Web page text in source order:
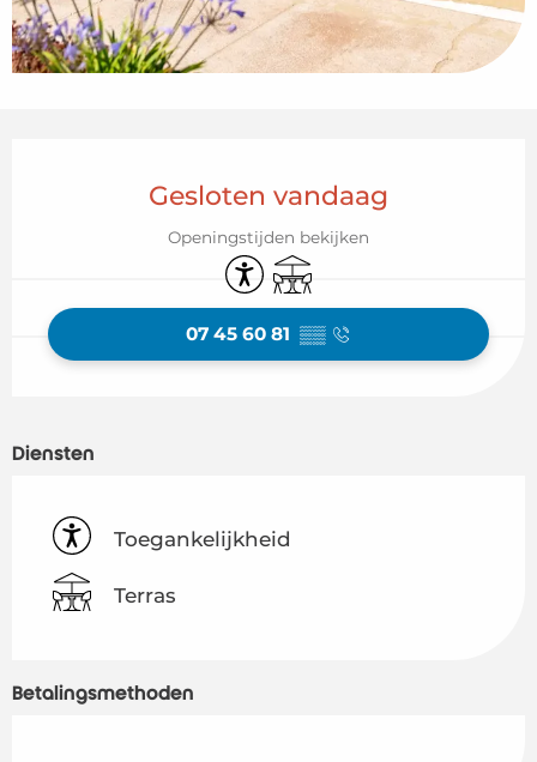
Gesloten vandaag
Openingstijden bekijken
Toegankelijkheid
Terras
07 45 60 81 ▒▒
Diensten
Toegankelijkheid
Terras
Betalingsmethoden